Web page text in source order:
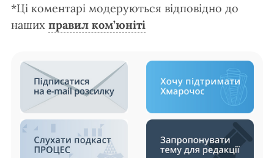
*Ці коментарі модеруються відповідно до
наших правил ком’юніті